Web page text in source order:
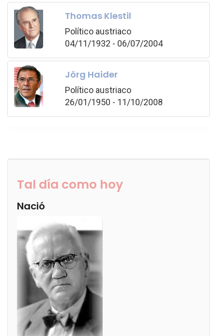
Thomas Klestil
Político austriaco
04/11/1932 - 06/07/2004
Jörg Haider
Político austriaco
26/01/1950 - 11/10/2008
Tal día como hoy
Nació